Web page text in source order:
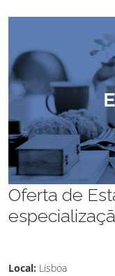
Oferta de
Local: Lisboa